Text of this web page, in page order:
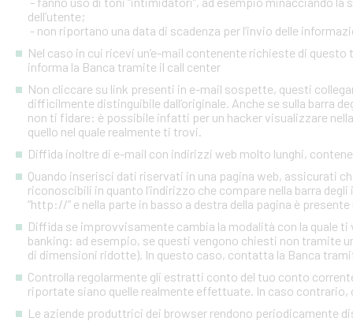
dell’utente;
- non riportano una data di scadenza per l’invio delle
Nel caso in cui ricevi un’e-mail contenente richieste di
informa la Banca tramite il call center
Non cliccare su link presenti in e-mail sospette, questi
difficilmente distinguibile dall’originale. Anche se sulla barra
non ti fidare: è possibile infatti per un hacker visualizzare
quello nel quale realmente ti trovi.
Diffida inoltre di e-mail con indirizzi web molto lunghi,
Quando inserisci dati riservati in una pagina web, assicurati
riconoscibili in quanto l’indirizzo che compare nella barra
“http://” e nella parte in basso a destra della pagina è
Diffida se improvvisamente cambia la modalità con la quale
banking: ad esempio, se questi vengono chiesti non tramite
di dimensioni ridotte). In questo caso, contatta la Banca
Controlla regolarmente gli estratti conto del tuo conto
riportate siano quelle realmente effettuate. In caso
Le aziende produttrici dei browser rendono periodicamente